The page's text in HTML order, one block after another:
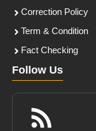
Correction Policy
Term & Condition
Fact Checking
Follow Us